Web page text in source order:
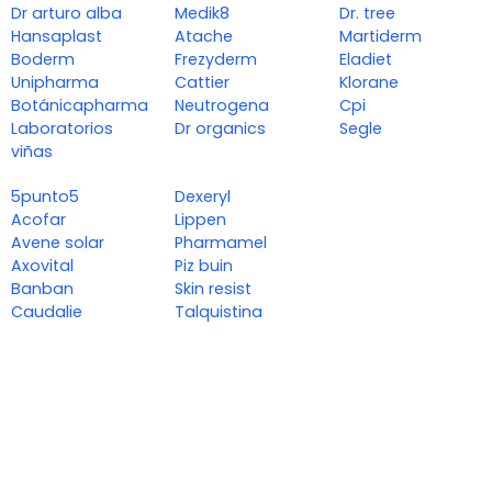
Dr arturo alba
Hansaplast
Boderm
Unipharma
Botánicapharma
Laboratorios
viñas
Medik8
Atache
Frezyderm
Cattier
Neutrogena
Dr organics
Dr. tree
Martiderm
Eladiet
Klorane
Cpi
Segle
5punto5
Acofar
Avene solar
Axovital
Banban
Caudalie
Dexeryl
Lippen
Pharmamel
Piz buin
Skin resist
Talquistina